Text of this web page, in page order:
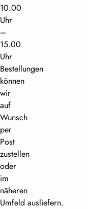
10.00
Uhr
–
15.00
Uhr
Bestellungen
können
wir
auf
Wunsch
per
Post
zustellen
oder
im
näheren
Umfeld ausliefern.